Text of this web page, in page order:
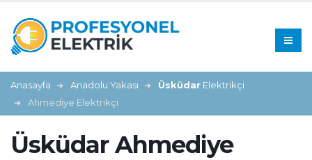
Anasayfa Anadolu Yakası Üsküdar Elektrikçi
Ahmediye Elektrikçi
Üsküdar Ahmediye